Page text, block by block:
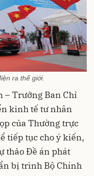
ra thế giới.
– Trưởng Ban Chỉ
kinh tế tư nhân
của Thường trực
tiếp tục cho ý kiến,
thảo Đề án phát
bị trình Bộ Chính